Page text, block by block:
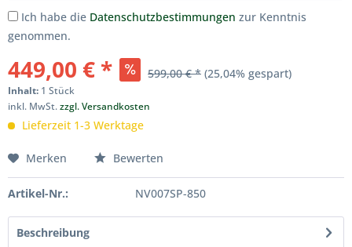
Ich habe die Datenschutzbestimmungen zur Kenntnis
genommen.
449,00 € * 599,00 € * (25,04% gespart)
Inhalt: 1 Stück
inkl. MwSt.zzgl. Versandkosten
Lieferzeit 1-3 Werktage
Merken Bewerten
Artikel-Nr.: NV007SP-850
Beschreibung